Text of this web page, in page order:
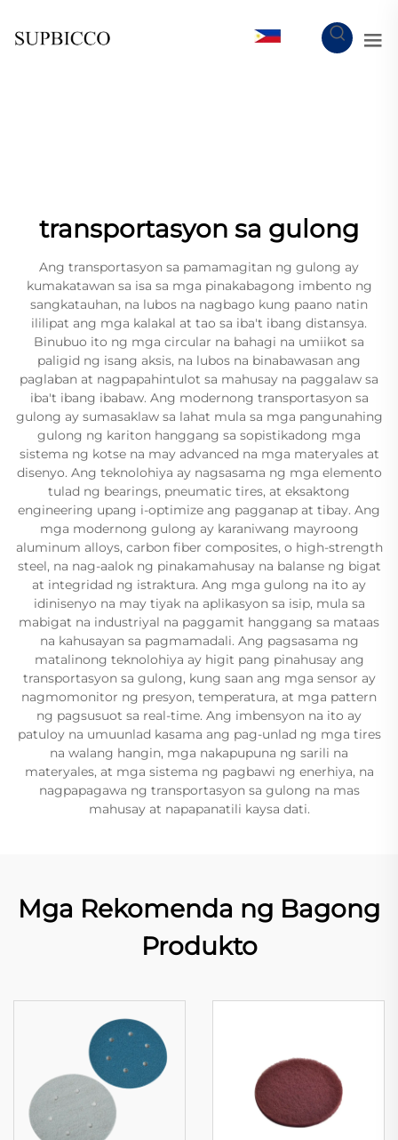
transportasyon sa gulong
Ang transportasyon sa pamamagitan ng gulong ay
kumakatawan sa isa sa mga pinakabagong imbento ng
sangkatauhan, na lubos na nagbago kung paano natin
ililipat ang mga kalakal at tao sa iba't ibang distansya.
Binubuo ito ng mga circular na bahagi na umiikot sa
paligid ng isang aksis, na lubos na binabawasan ang
paglaban at nagpapahintulot sa mahusay na paggalaw sa
iba't ibang ibabaw. Ang modernong transportasyon sa
gulong ay sumasaklaw sa lahat mula sa mga pangunahing
gulong ng kariton hanggang sa sopistikadong mga
sistema ng kotse na may advanced na mga materyales at
disenyo. Ang teknolohiya ay nagsasama ng mga elemento
tulad ng bearings, pneumatic tires, at eksaktong
engineering upang i-optimize ang pagganap at tibay. Ang
mga modernong gulong ay karaniwang mayroong
aluminum alloys, carbon fiber composites, o high-strength
steel, na nag-aalok ng pinakamahusay na balanse ng bigat
at integridad ng istraktura. Ang mga gulong na ito ay
idinisenyo na may tiyak na aplikasyon sa isip, mula sa
mabigat na industriyal na paggamit hanggang sa mataas
na kahusayan sa pagmamadali. Ang pagsasama ng
matalinong teknolohiya ay higit pang pinahusay ang
transportasyon sa gulong, kung saan ang mga sensor ay
nagmomonitor ng presyon, temperatura, at mga pattern
ng pagsusuot sa real-time. Ang imbensyon na ito ay
patuloy na umuunlad kasama ang pag-unlad ng mga tires
na walang hangin, mga nakapupuna ng sarili na
materyales, at mga sistema ng pagbawi ng enerhiya, na
nagpapagawa ng transportasyon sa gulong na mas
mahusay at napapanatili kaysa dati.
Mga Rekomenda ng Bagong
Produkto